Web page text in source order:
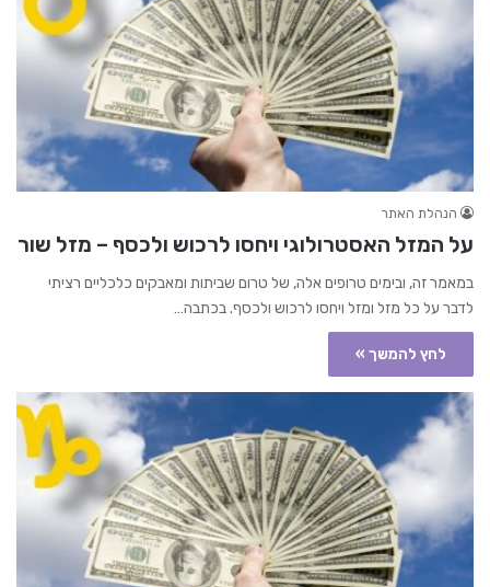
הנהלת האתר
על המזל האסטרולוגי ויחסו לרכוש ולכסף – מזל שור
במאמר זה, ובימים טרופים אלה, של טרום שביתות ומאבקים כלכליים רציתי
לדבר על כל מזל ומזל ויחסו לרכוש ולכסף. בכתבה…
לחץ להמשך »